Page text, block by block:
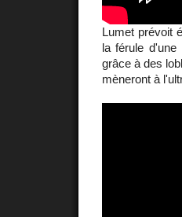
Lumet prévoit
la férule d'une
grâce à des
mèneront à